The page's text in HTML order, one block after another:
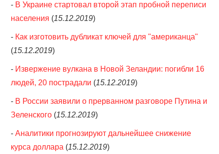
- В Украине стартовал второй этап пробной переписи
населения (15.12.2019)
- Как изготовить дубликат ключей для "американца"
(15.12.2019)
- Извержение вулкана в Новой Зеландии: погибли 16
людей, 20 пострадали (15.12.2019)
- В России заявили о прерванном разговоре Путина и
Зеленского (15.12.2019)
-Аналитики прогнозируют дальнейшее снижение
курса доллара (15.12.2019)